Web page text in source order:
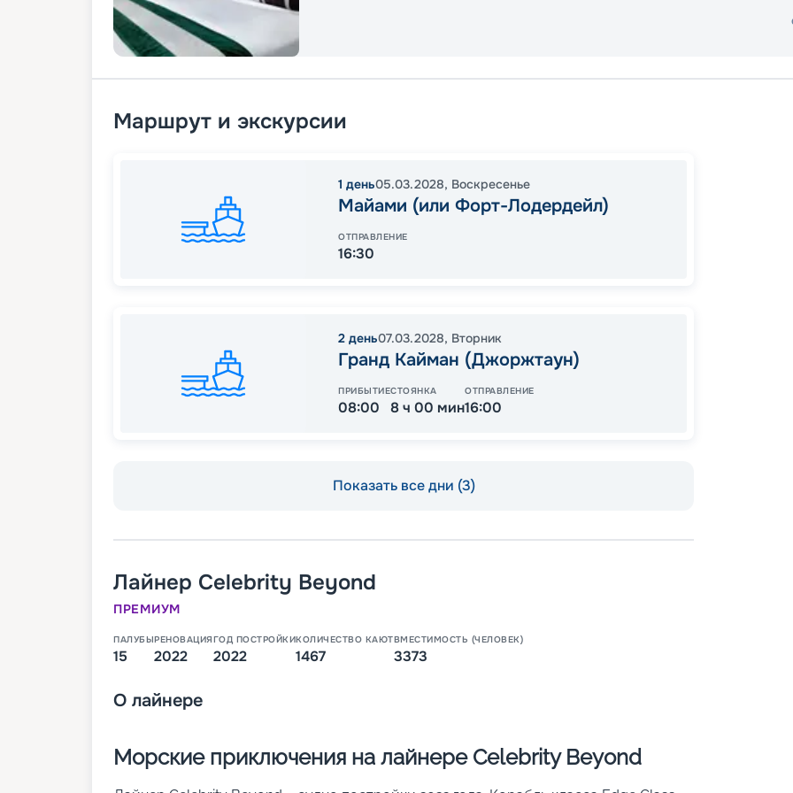
Маршрут и экскурсии
1 день05.03.2028, Воскресенье
Майами (или Форт-Лодердейл)
ОТПРАВЛЕНИЕ
16:30
2 день07.03.2028, Вторник
Гранд Кайман (Джоржтаун)
ПРИБЫТИЕ
08:00
СТОЯНКА
8 ч 00 мин
ОТПРАВЛЕНИЕ
16:00
Показать все дни (3)
Лайнер Celebrity Beyond
ПРЕМИУМ
ПАЛУБЫ
15
РЕНОВАЦИЯ
2022
ГОД ПОСТРОЙКИ
2022
КОЛИЧЕСТВО КАЮТ
1467
ВМЕСТИМОСТЬ (ЧЕЛОВЕК)
3373
О лайнере
Морские приключения на лайнере Celebrity Beyond